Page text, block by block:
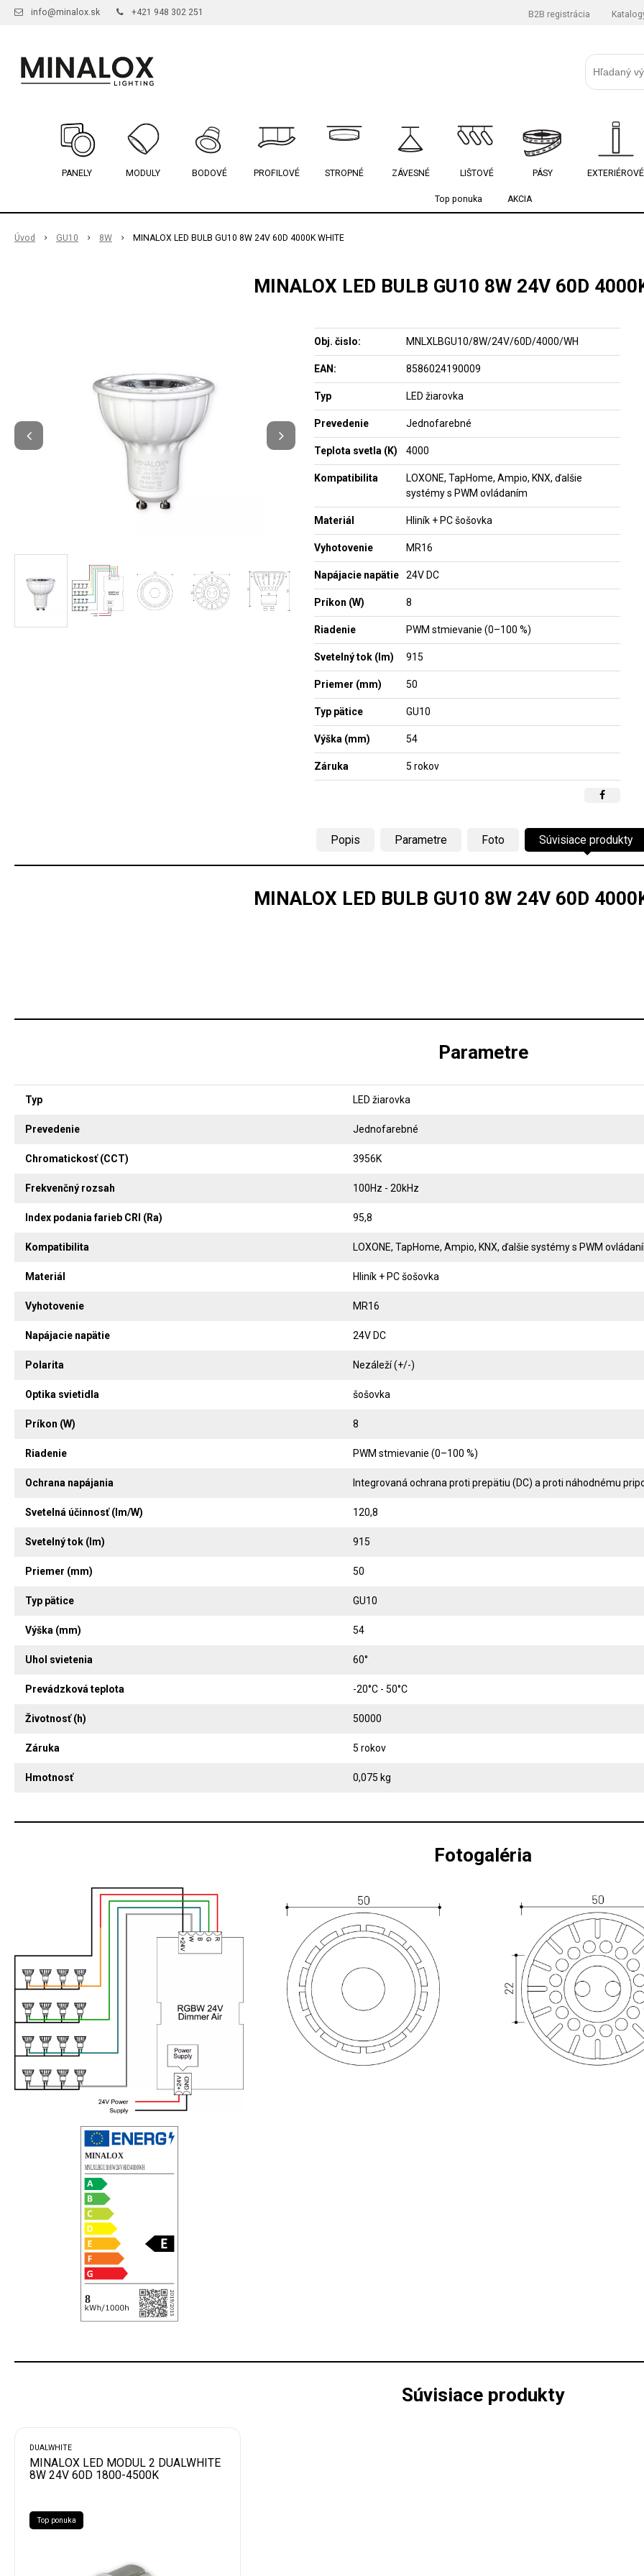
info@minalox.sk +421 948 302 251 B2B registrácia
PANELY MODULY BODOVÉ PROFILOVÉ STROPNÉ ZÁVESNÉ LIŠTOVÉ PÁSY EXTERIÉROVÉ
Top ponuka AKCIA
Úvod GU10 8W MINALOX LED BULB GU10 8W 24V 60D 4000K WHITE
MINALOX LED BULB GU10 8W 24V 60D
Obj. čislo: MNLXLBGU10/8W/24V/60D/4000/WH
EAN: 8586024190009
Typ LED žiarovka
Prevedenie Jednofarebné
Teplota svetla (K) 4000
Kompatibilita
LOXONE, TapHome, Ampio, KNX, ďalšie
systémy s PWM ovládaním
Materiál Hliník + PC šošovka
Vyhotovenie MR16
Napájacie napätie 24V DC
Príkon (W) 8
Riadenie PWM stmievanie (0–100 %)
Svetelný tok (lm) 915
Priemer (mm) 50
Typ pätice GU10
Výška (mm) 54
Záruka 5 rokov
Popis Parametre Foto Súvisiace produkty
MINALOX LED BULB GU10 8W 24V 60D
Parametre
Typ LED žiarovka
Prevedenie Jednofarebné
Chromatickosť (CCT) 3956K
Frekvenčný rozsah 100Hz - 20kHz
Index podania farieb CRI (Ra) 95,8
Kompatibilita LOXONE, TapHome, Ampio, KNX, ďalšie systémy s PWM
Materiál Hliník + PC šošovka
Vyhotovenie MR16
Napájacie napätie 24V DC
Polarita Nezáleží (+/-)
Optika svietidla šošovka
Príkon (W) 8
Riadenie PWM stmievanie (0–100 %)
Ochrana napájania Integrovaná ochrana proti prepätiu (DC) a proti náhodnému
Svetelná účinnosť (lm/W) 120,8
Svetelný tok (lm) 915
Priemer (mm) 50
Typ pätice GU10
Výška (mm) 54
Uhol svietenia 60°
Prevádzková teplota -20°C - 50°C
Životnosť (h) 50000
Záruka 5 rokov
Hmotnosť 0,075 kg
Fotogaléria
Súvisiace produkty
DUALWHITE
MINALOX LED MODUL 2 DUALWHITE
8W 24V 60D 1800-4500K
Top ponuka